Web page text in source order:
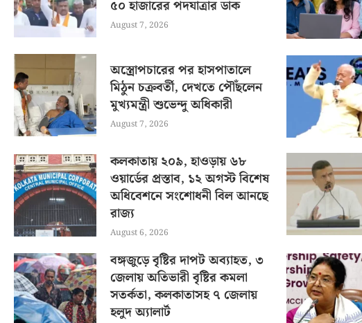
৫০ হাজারের পদযাত্রার ডাক
August 7, 2026
অস্ত্রোপচারের পর হাসপাতালে
মিঠুন চক্রবর্তী, দেখতে পৌঁছলেন
মুখ্যমন্ত্রী শুভেন্দু অধিকারী
August 7, 2026
কলকাতায় ২০৯, হাওড়ায় ৬৮
ওয়ার্ডের প্রস্তাব, ১২ অগস্ট বিশেষ
অধিবেশনে সংশোধনী বিল আনছে
রাজ্য
August 6, 2026
বঙ্গজুড়ে বৃষ্টির দাপট অব্যাহত, ৩
জেলায় অতিভারী বৃষ্টির কমলা
সতর্কতা, কলকাতাসহ ৭ জেলায়
হলুদ অ্যালার্ট